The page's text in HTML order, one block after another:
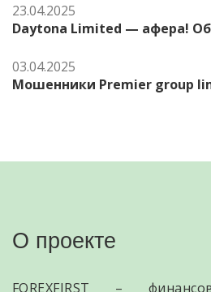
23.04.2025
Daytona Limited — афера!
03.04.2025
Мошенники Premier group
О проекте
FOREXFIRST –